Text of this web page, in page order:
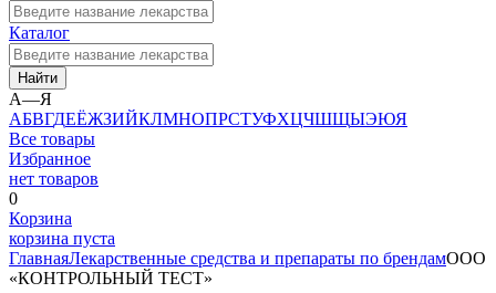
Каталог
Найти
А—Я
АБВГДЕЁЖЗИЙКЛМНОПРСТУФХЦЧШЩЫЭЮЯ
Все товары
Избранное
нет товаров
0
Корзина
корзина пуста
ГлавнаяЛекарственные средства и препараты по брендамООО
«КОНТРОЛЬНЫЙ ТЕСТ»